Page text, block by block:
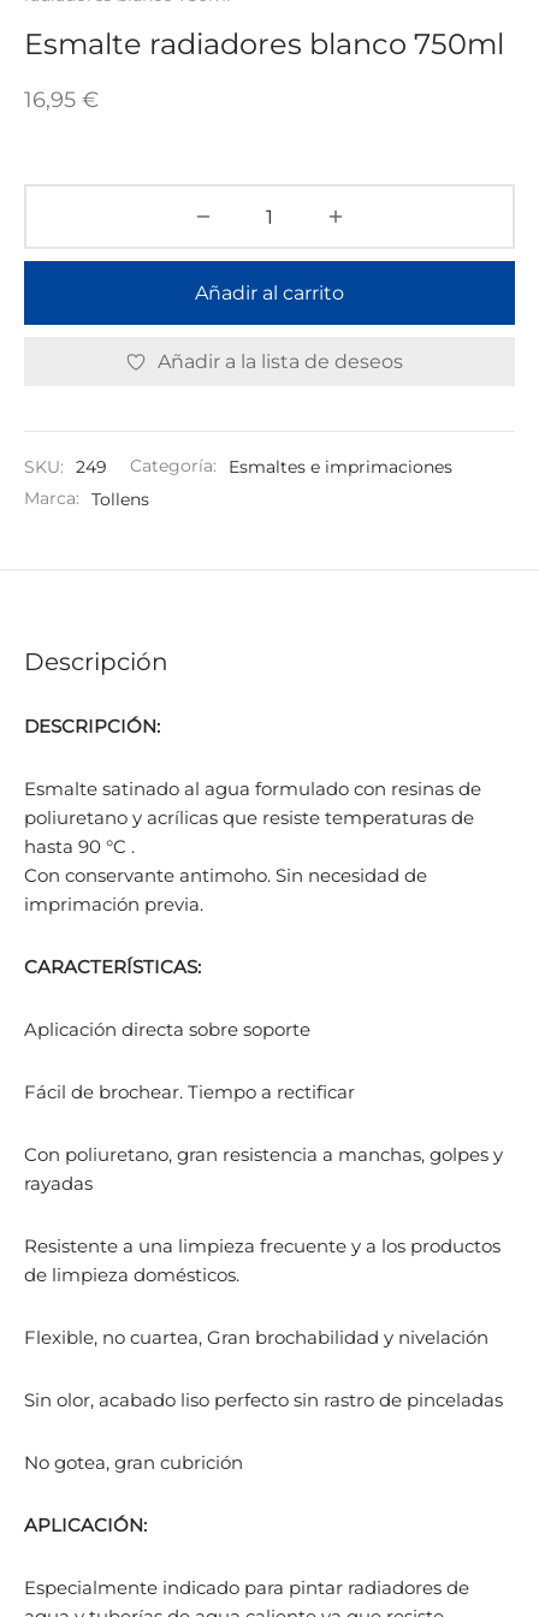
Esmalte radiadores blanco 750ml
16,95 €
Añadir al carrito
Añadir a la lista de deseos
SKU: 249 Categoría:
Esmaltes e imprimaciones
Marca:
Tollens
Descripción
DESCRIPCIÓN:
Esmalte satinado al agua formulado con resinas de
poliuretano y acrílicas que resiste temperaturas de
hasta 90 °C .
Con conservante antimoho. Sin necesidad de
imprimación previa.
CARACTERÍSTICAS:
Aplicación directa sobre soporte
Fácil de brochear. Tiempo a rectificar
Con poliuretano, gran resistencia a manchas, golpes y
rayadas
Resistente a una limpieza frecuente y a los productos
de limpieza domésticos.
Flexible, no cuartea, Gran brochabilidad y nivelación
Sin olor, acabado liso perfecto sin rastro de pinceladas
No gotea, gran cubrición
APLICACIÓN:
Especialmente indicado para pintar radiadores de
ADHESIVOS Y COLAS
Y SUELOS
TINTES Y MANUALIDADES